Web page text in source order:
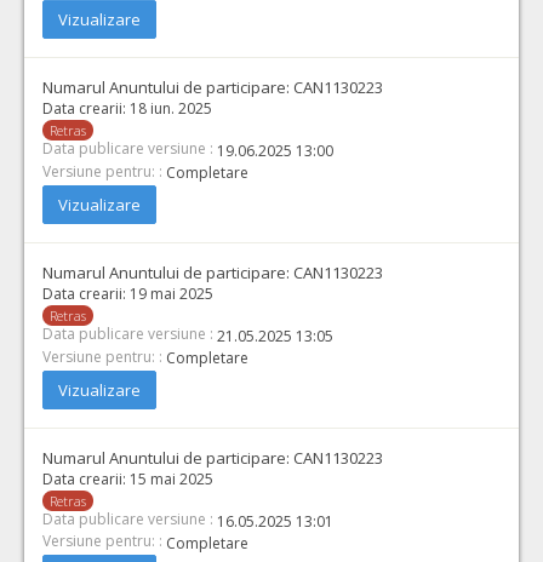
Vizualizare
Numarul Anuntului de participare: CAN1130223
Data crearii: 18 iun. 2025
Retras
Data publicare versiune : 19.06.2025 13:00
Versiune pentru: : Completare
Vizualizare
Numarul Anuntului de participare: CAN1130223
Data crearii: 19 mai 2025
Retras
Data publicare versiune : 21.05.2025 13:05
Versiune pentru: : Completare
Vizualizare
Numarul Anuntului de participare: CAN1130223
Data crearii: 15 mai 2025
Retras
Data publicare versiune : 16.05.2025 13:01
Versiune pentru: : Completare